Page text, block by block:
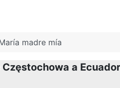
madre mía
a